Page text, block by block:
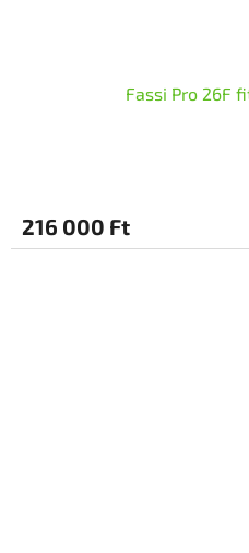
Fassi Pro 26F
216 000 Ft